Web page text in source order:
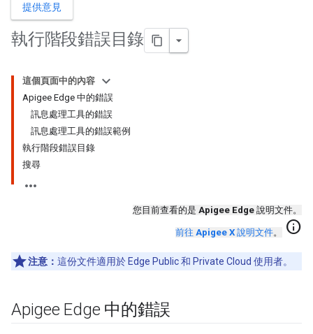
提供意見
執行階段錯誤目錄
這個頁面中的內容
Apigee Edge 中的錯誤
訊息處理工具的錯誤
訊息處理工具的錯誤範例
執行階段錯誤目錄
搜尋
您目前查看的是 Apigee Edge 說明文件。
前往 Apigee X 說明文件。 info
注意： 這份文件適用於 Edge Public 和 Private Cloud 使用者。
Apigee Edge 中的錯誤